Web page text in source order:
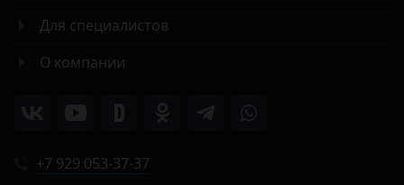
Для специалистов
О компании
+7 929 053-37-37